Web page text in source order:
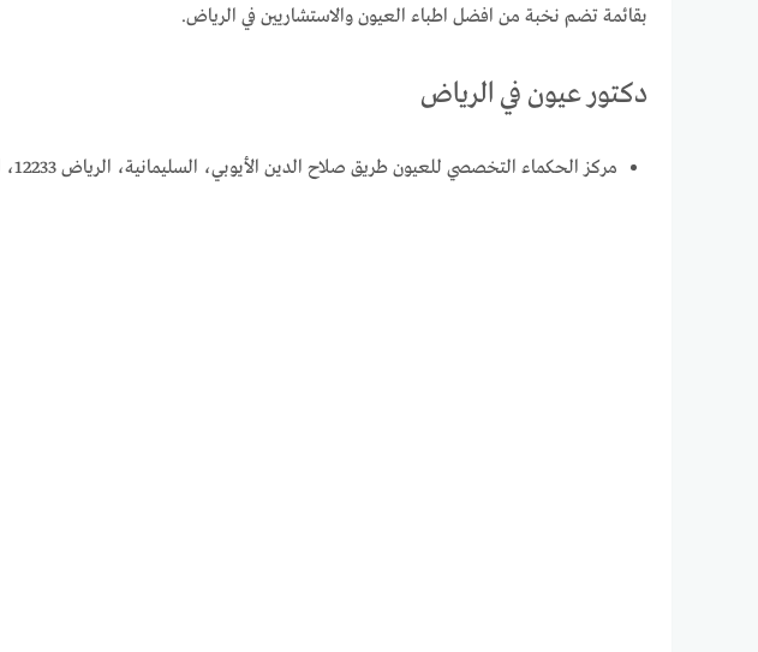
بقائمة تضم نخبة من افضل اطباء العيون والاستشاريين في الرياض.
دكتور عيون في الرياض
مركز الحكماء التخصصي للعيون طريق صلاح الدين الأيوبي، السليمانية، الرياض 12233، المملكة العربية السعودية.